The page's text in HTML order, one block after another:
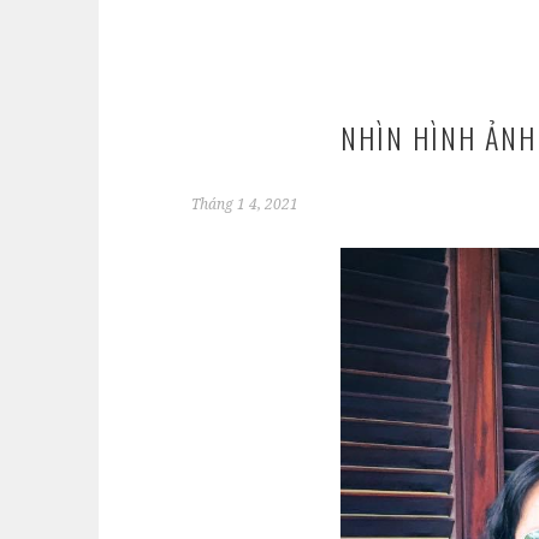
NHÌN HÌNH
Tháng 1 4, 2021